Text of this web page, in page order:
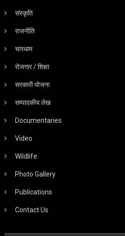
संस्कृति
राजनीति
चारधाम
रोजगार / शिक्षा
सरकारी योजना
सम्पादकीय लेख
Documentaries
Video
Wildlife
Photo Gallery
Publications
Contact Us